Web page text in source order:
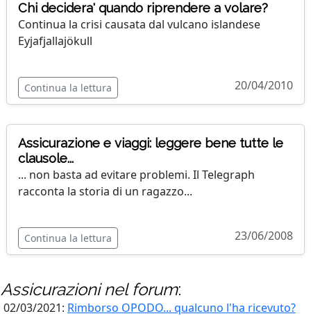
Chi decidera' quando riprendere a volare?
Continua la crisi causata dal vulcano islandese
Eyjafjallajökull
Continua la lettura 20/04/2010
Assicurazione e viaggi: leggere bene tutte le
clausole...
... non basta ad evitare problemi. Il Telegraph
racconta la storia di un ragazzo...
Continua la lettura 23/06/2008
Assicurazioninel forum:
02/03/2021: Rimborso OPODO... qualcuno l'ha ricevuto?